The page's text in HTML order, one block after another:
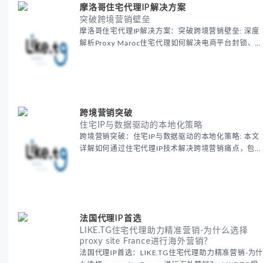
摩洛哥住宅代理IP解决方案
突破跨境营销壁垒
摩洛哥住宅代理IP解决方案：突破跨境营销壁垒: 深度
解析Proxy Maroc住宅代理如何解决电商平台封锁、社
跨境营销突破
住宅IP与数据驱动的本地化策略
跨境营销突破：住宅IP与数据驱动的本地化策略: 本文
详解如何通过住宅代理IP技术解决跨境营销痛点，包括
法国代理IP首选
LIKE.TG住宅代理助力精准营销-为什么选择
proxy site France进行海外营销？
法国代理IP首选：LIKE.TG住宅代理助力精准营销-为什